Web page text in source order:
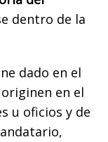
dentro de la
dado en el
en el
u oficios y de